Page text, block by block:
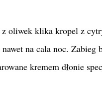
oliwek klika kropel z
na cala noc. Zabieg
kremem dłonie